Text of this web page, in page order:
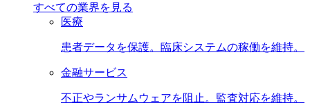
すべての業界を見る
医療
患者データを保護。臨床システムの稼働を維持。
金融サービス
不正やランサムウェアを阻止。監査対応を維持。